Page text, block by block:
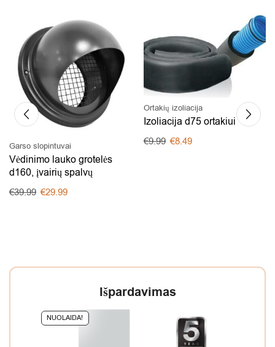
Garso slopintuvai
Vėdinimo lauko grotelės
d160, įvairių spalvų
€39.99 €29.99
Ortakių izoliacija
Izoliacija d75 ortakiui
€9.99 €8.49
Išpardavimas
NUOLAIDA!